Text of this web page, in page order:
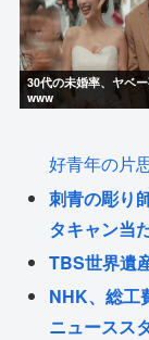
30代の未婚率、ヤベ
www
好青年の片
刺青の彫り
タキャン当
TBS世界遺
NHK、総工
ニュースス